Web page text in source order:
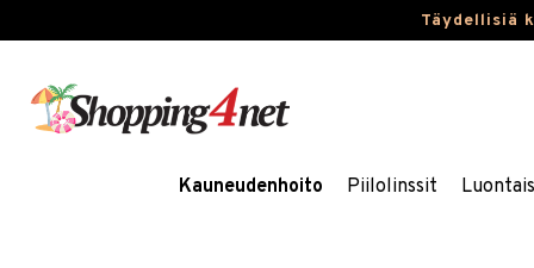
Täydellisiä
Kauneudenhoito Piilolinssit